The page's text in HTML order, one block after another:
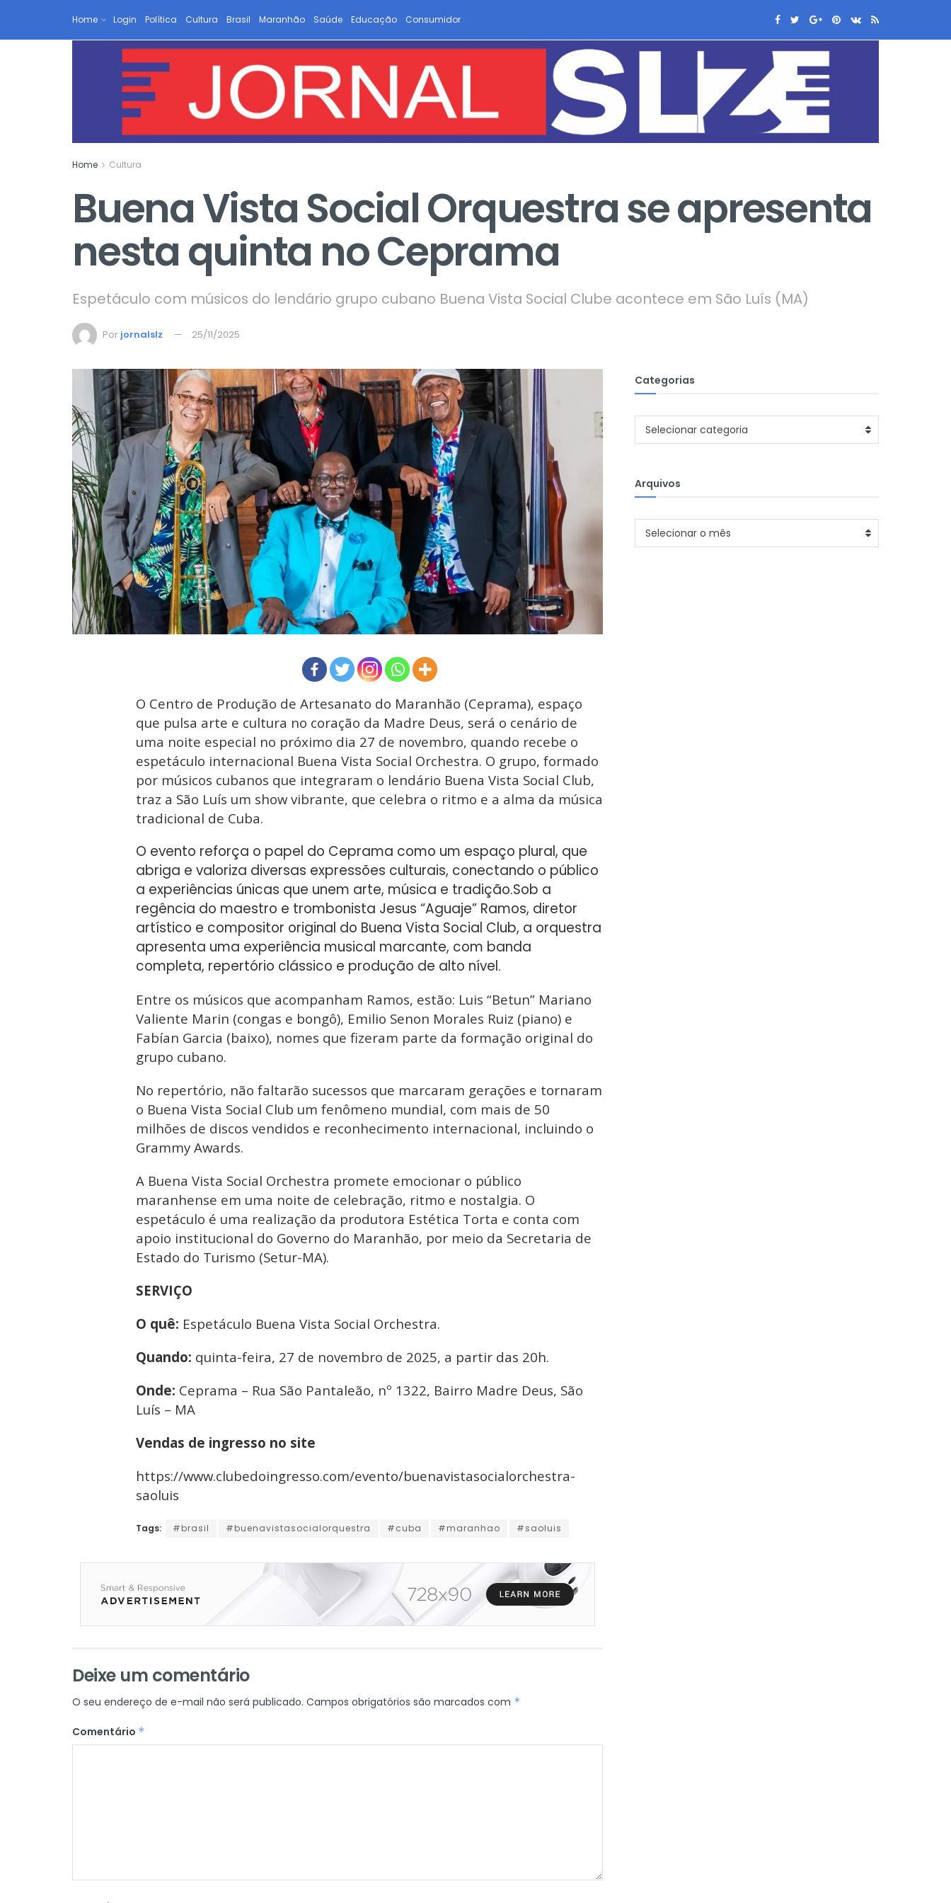
Home Login Política Cultura Brasil Maranhão Saúde Educação Consumidor
Home Cultura
Buena Vista Social Orquestra se apresenta
nesta quinta no Ceprama
Espetáculo com músicos do lendário grupo cubano Buena Vista Social Clube acontece em São Luís (MA)
Por jornalslz 25/11/2025
O Centro de Produção de Artesanato do Maranhão (Ceprama), espaço
que pulsa arte e cultura no coração da Madre Deus, será o cenário de
uma noite especial no próximo dia 27 de novembro, quando recebe o
espetáculo internacional Buena Vista Social Orchestra. O grupo, formado
por músicos cubanos que integraram o lendário Buena Vista Social Club,
traz a São Luís um show vibrante, que celebra o ritmo e a alma da música
tradicional de Cuba.
O evento reforça o papel do Ceprama como um espaço plural, que
abriga e valoriza diversas expressões culturais, conectando o público
a experiências únicas que unem arte, música e tradição.Sob a
regência do maestro e trombonista Jesus “Aguaje” Ramos, diretor
artístico e compositor original do Buena Vista Social Club, a orquestra
apresenta uma experiência musical marcante, com banda
completa, repertório clássico e produção de alto nível.
Entre os músicos que acompanham Ramos, estão: Luis “Betun” Mariano
Valiente Marin (congas e bongô), Emilio Senon Morales Ruiz (piano) e
Fabían Garcia (baixo), nomes que fizeram parte da formação original do
grupo cubano.
No repertório, não faltarão sucessos que marcaram gerações e tornaram
o Buena Vista Social Club um fenômeno mundial, com mais de 50
milhões de discos vendidos e reconhecimento internacional, incluindo o
Grammy Awards.
A Buena Vista Social Orchestra promete emocionar o público
maranhense em uma noite de celebração, ritmo e nostalgia. O
espetáculo é uma realização da produtora Estética Torta e conta com
apoio institucional do Governo do Maranhão, por meio da Secretaria de
Estado do Turismo (Setur-MA).
SERVIÇO
O quê: Espetáculo Buena Vista Social Orchestra.
Quando: quinta-feira, 27 de novembro de 2025, a partir das 20h.
Onde: Ceprama – Rua São Pantaleão, nº 1322, Bairro Madre Deus, São
Luís – MA
Vendas de ingresso no site
https://www.clubedoingresso.com/evento/buenavistasocialorchestra-
saoluis
Tags: #brasil #buenavistasocialorquestra #cuba #maranhao #saoluis
Deixe um comentário
O seu endereço de e-mail não será publicado. Campos obrigatórios são marcados com *
Comentário *
Categorias
Categorias
Selecionar categoria
Arquivos
Arquivos
Selecionar o mês